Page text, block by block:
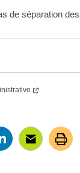
de séparation